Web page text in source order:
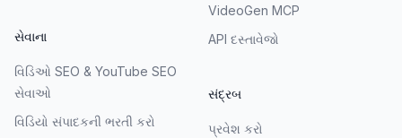
સેવાના
વિડિઓ SEO & YouTube SEO
સેવાઓ
વિડિયો સંપાદકની ભરતી કરો
VideoGen MCP
API દસ્તાવેજો
સંદ્રબ
પ્રવેશ કરો